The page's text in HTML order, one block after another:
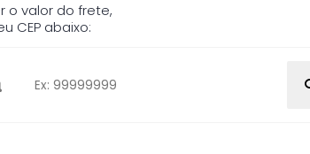
o valor do frete,
CEP abaixo: